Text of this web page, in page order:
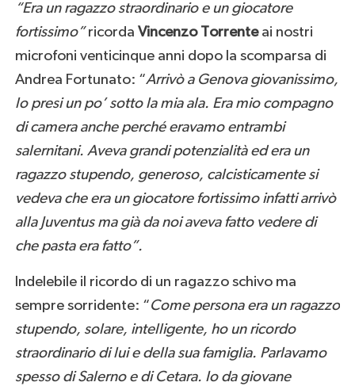
“Era un ragazzo straordinario e un giocatore
fortissimo”ricorda Vincenzo Torrente ai nostri
microfoni venticinque anni dopo la scomparsa di
Andrea Fortunato: “Arrivò a Genova giovanissimo,
lo presi un po’ sotto la mia ala. Era mio compagno
di camera anche perché eravamo entrambi
salernitani. Aveva grandi potenzialità ed era un
ragazzo stupendo, generoso, calcisticamente si
vedeva che era un giocatore fortissimo infatti arrivò
alla Juventus ma già da noi aveva fatto vedere di
che pasta era fatto”.
Indelebile il ricordo di un ragazzo schivo ma
sempre sorridente: “Come persona era un ragazzo
stupendo, solare, intelligente, ho un ricordo
straordinario di lui e della sua famiglia. Parlavamo
spesso di Salerno e di Cetara. Io da giovane